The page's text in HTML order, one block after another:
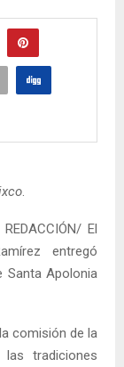
El
entregó
Santa Apolonia
comisión de la
tradiciones